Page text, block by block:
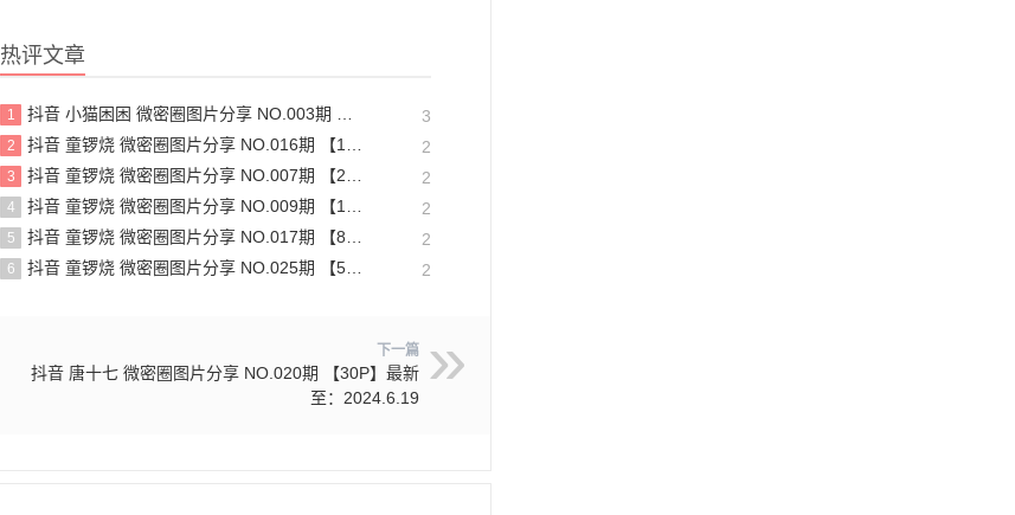
热评文章
1 抖音 小猫困困 微密圈图片分享 NO.003期 【23P16V】最新至：2025.1.23 3
2 抖音 童锣烧 微密圈图片分享 NO.016期 【17P12V】最新至：2024.11.12 2
3 抖音 童锣烧 微密圈图片分享 NO.007期 【25P7V】最新至：2023.10.24 2
4 抖音 童锣烧 微密圈图片分享 NO.009期 【13P】最新至：2023.12.28 2
5 抖音 童锣烧 微密圈图片分享 NO.017期 【8P2V】最新至：2204.11.14 2
6 抖音 童锣烧 微密圈图片分享 NO.025期 【5V】最新至：2025.3.12 2
下一篇
抖音 唐十七 微密圈图片分享 NO.020期 【30P】最新
至：2024.6.19